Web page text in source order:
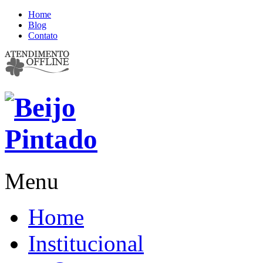
Home
Blog
Contato
Menu
Home
Institucional